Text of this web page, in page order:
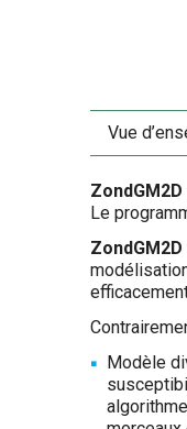
Vue
ZondGM2D
Le
ZondGM2D
Modèle